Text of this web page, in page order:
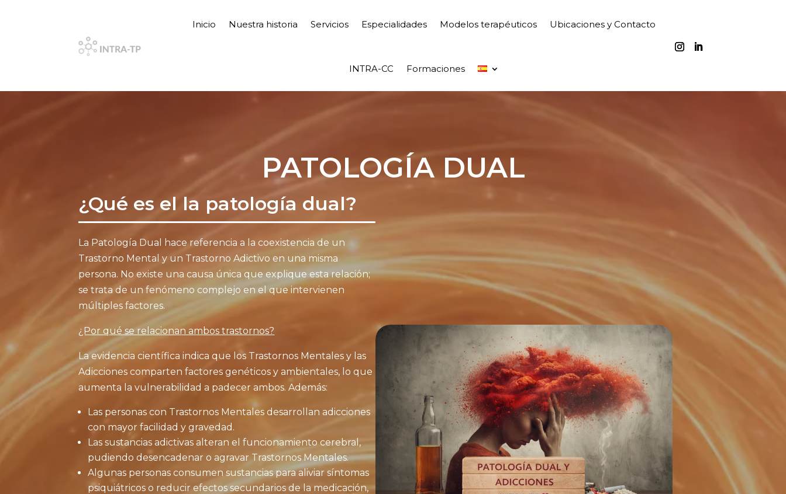
Inicio Nuestra historia Servicios Especialidades Modelos terapéuticos Ubicaciones y Contacto
INTRA-CC Formaciones
PATOLOGÍA DUAL
¿Qué es el la patología dual?
La Patología Dual hace referencia a la coexistencia de un
Trastorno Mental y un Trastorno Adictivo en una misma
persona. No existe una causa única que explique esta relación;
se trata de un fenómeno complejo en el que intervienen
múltiples factores.
¿Por qué se relacionan ambos trastornos?
La evidencia científica indica que los Trastornos Mentales y las
Adicciones comparten factores genéticos y ambientales, lo que
aumenta la vulnerabilidad a padecer ambos. Además:
Las personas con Trastornos Mentales desarrollan adicciones
con mayor facilidad y gravedad.
Las sustancias adictivas alteran el funcionamiento cerebral,
pudiendo desencadenar o agravar Trastornos Mentales.
Algunas personas consumen sustancias para aliviar síntomas
psiquiátricos o reducir efectos secundarios de la medicación,